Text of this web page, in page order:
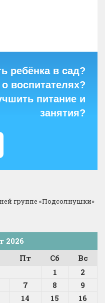
ребёнка в сад?
воспитателях?
питание и
занятия?
группе «Подсолнушки»
2026
Пт Сб
Вс
1
2
7 8
9
14 15 16